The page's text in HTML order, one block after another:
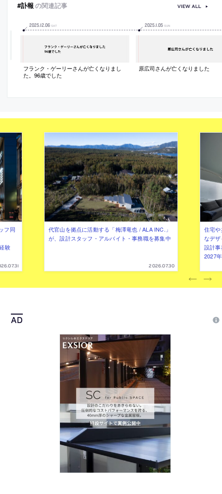
#訃報 の関連記事
2025.12.06 SAT
フランク・ゲーリーさんが亡くなりまし
た。96歳でした
2025.1 05 SUN
原広司さんが亡くなりました
VIEW ALL
フ同
験
代官山を拠点に活動する「梅澤竜也 / ALA INC.」
が、設計スタッフ・アルバイト・事務職を募集中
2026.07.30
住宅
なデ
設計
2027